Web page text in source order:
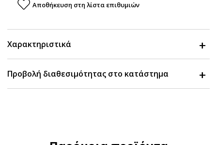
Αποθήκευση στη λίστα επιθυμιών
Χαρακτηριστικά
Προβολή διαθεσιμότητας στο κατάστημα